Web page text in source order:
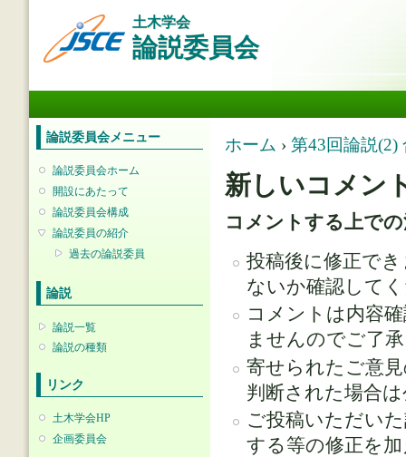
に
動
土木学会
論説委員会
論説委員会メニュー
論説委員会ホーム
開設にあたって
論説委員会構成
論説委員の紹介
過去の論説委員
論説
論説一覧
論説の種類
リンク
土木学会HP
企画委員会
現在地
ホーム › 第43回論説(2)
新しいコメン
コメントする上で
投稿後に修正で
ないか確認して
コメントは内容
ませんのでご了
寄せられたご意
判断された場合
ご投稿いただい
する等の修正を